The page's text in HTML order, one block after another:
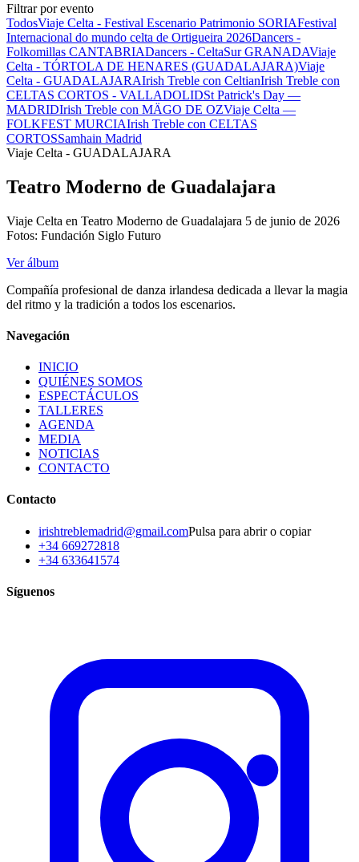
Filtrar por evento
TodosViaje Celta - Festival Escenario Patrimonio SORIAFestival
Internacional do mundo celta de Ortigueira 2026Dancers -
Folkomillas CANTABRIADancers - CeltaSur GRANADAViaje
Celta - TÓRTOLA DE HENARES (GUADALAJARA)Viaje
Celta - GUADALAJARAIrish Treble con CeltianIrish Treble con
CELTAS CORTOS - VALLADOLIDSt Patrick's Day —
MADRIDIrish Treble con MÄGO DE OZViaje Celta —
FOLKFEST MURCIAIrish Treble con CELTAS
CORTOSSamhain Madrid
Viaje Celta - GUADALAJARA
Teatro Moderno de Guadalajara
Viaje Celta en Teatro Moderno de Guadalajara 5 de junio de 2026
Fotos: Fundación Siglo Futuro
Ver álbum
Compañía profesional de danza irlandesa dedicada a llevar la magia
del ritmo y la tradición a todos los escenarios.
Navegación
INICIO
QUIÉNES SOMOS
ESPECTÁCULOS
TALLERES
AGENDA
MEDIA
NOTICIAS
CONTACTO
Contacto
irishtreblemadrid@gmail.comPulsa para abrir o copiar
+34 669272818
+34 633641574
Síguenos